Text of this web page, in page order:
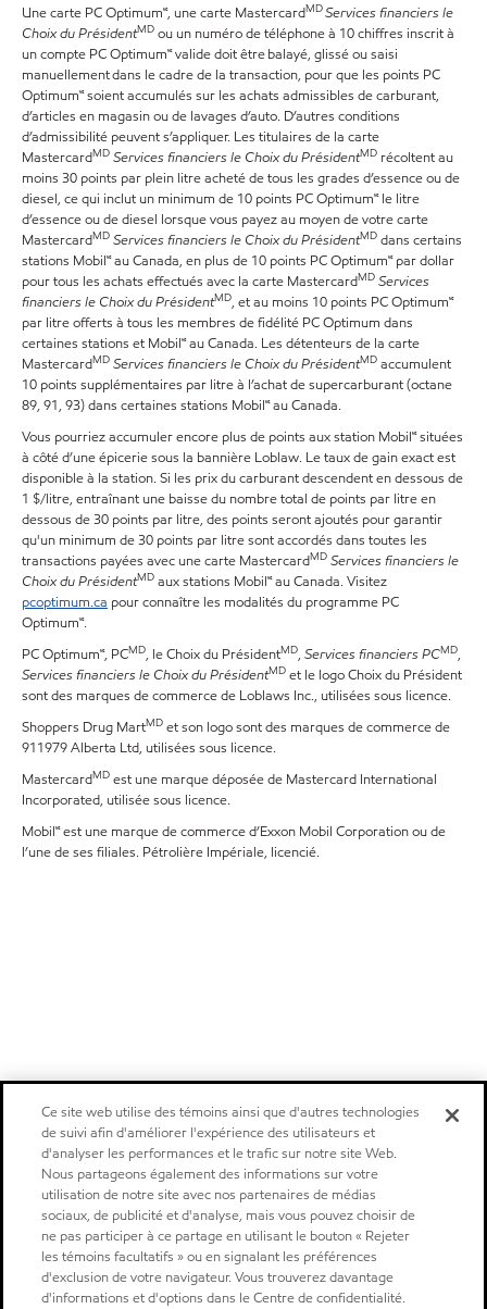
Une carte PC Optimum🅪, une carte MastercardMDServices financiers le
Choix du PrésidentMD ou un numéro de téléphone à 10 chiffres inscrit à
un compte PC Optimum🅪 valide doit être balayé, glissé ou saisi
manuellement dans le cadre de la transaction, pour que les points PC
Optimum🅪 soient accumulés sur les achats admissibles de carburant,
d’articles en magasin ou de lavages d’auto. D’autres conditions
d’admissibilité peuvent s’appliquer. Les titulaires de la carte
MastercardMD Services financiers le Choix du PrésidentMD récoltent au
moins 30 points par plein litre acheté de tous les grades d’essence ou de
diesel, ce qui inclut un minimum de 10 points PC Optimum🅪 le litre
d’essence ou de diesel lorsque vous payez au moyen de votre carte
MastercardMD Services financiers le Choix du PrésidentMD dans certains
stations Mobil🅪 au Canada, en plus de 10 points PC Optimum🅪 par dollar
pour tous les achats effectués avec la carte MastercardMD Services
financiers le Choix du PrésidentMD, et au moins 10 points PC Optimum🅪
par litre offerts à tous les membres de fidélité PC Optimum dans
certaines stations et Mobil🅪 au Canada. Les détenteurs de la carte
MastercardMD Services financiers le Choix du PrésidentMD accumulent
10 points supplémentaires par litre à l’achat de supercarburant (octane
89, 91, 93) dans certaines stations Mobil🅪 au Canada.
Vous pourriez accumuler encore plus de points aux station Mobil🅪 situées
à côté d’une épicerie sous la bannière Loblaw. Le taux de gain exact est
disponible à la station. Si les prix du carburant descendent en dessous de
1 $/litre, entraînant une baisse du nombre total de points par litre en
dessous de 30 points par litre, des points seront ajoutés pour garantir
qu'un minimum de 30 points par litre sont accordés dans toutes les
transactions payées avec une carte MastercardMD Services financiers le
Choix du PrésidentMD aux stations Mobil🅪 au Canada. Visitez
pcoptimum.ca pour connaître les modalités du programme PC
Optimum🅪.
PC Optimum🅪, PCMD, le Choix du PrésidentMD,Services financiers PCMD,
Services financiers le Choix du PrésidentMD et le logo Choix du Président
sont des marques de commerce de Loblaws Inc., utilisées sous licence.
Shoppers Drug MartMD et son logo sont des marques de commerce de
911979 Alberta Ltd, utilisées sous licence.
MastercardMD est une marque déposée de Mastercard International
Incorporated, utilisée sous licence.
Mobil🅪 est une marque de commerce d’Exxon Mobil Corporation ou de
l’une de ses filiales. Pétrolière Impériale, licencié.
Ce site web utilise des témoins ainsi que d'autres technologies
de suivi afin d'améliorer l'expérience des utilisateurs et
d'analyser les performances et le trafic sur notre site Web.
Nous partageons également des informations sur votre
utilisation de notre site avec nos partenaires de médias
sociaux, de publicité et d'analyse, mais vous pouvez choisir de
ne pas participer à ce partage en utilisant le bouton « Rejeter
les témoins facultatifs » ou en signalant les préférences
d'exclusion de votre navigateur. Vous trouverez davantage
d'informations et d'options dans le Centre de confidentialité.